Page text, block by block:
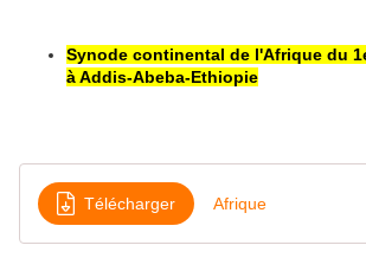
Synode continental de l'Afrique du
à Addis-Abeba-Ethiopie
Télécharger Afrique